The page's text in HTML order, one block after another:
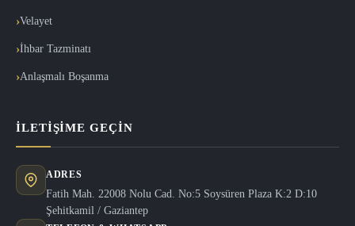
Velayet
İhbar Tazminatı
Anlaşmalı Boşanma
İLETIŞIME GEÇIN
ADRES
Fatih Mah. 22008 Nolu Cad. No:5 Soysüren Plaza K:2 D:10
Şehitkamil / Gaziantep